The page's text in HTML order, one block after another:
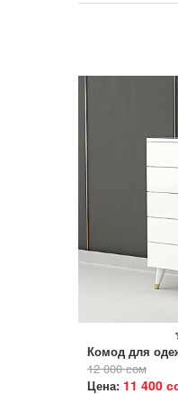
Комод для
12 000 сом
Цена: 11 400